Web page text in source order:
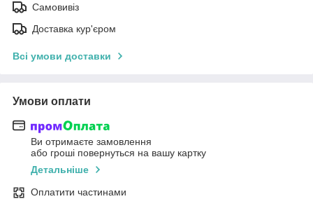
Самовивіз
Доставка кур'єром
Всі умови доставки
Умови оплати
Ви отримаєте замовлення
або гроші повернуться на вашу картку
Детальніше
Оплатити частинами